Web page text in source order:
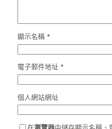
顯示名稱 *
電子郵件地址 *
個人網站網址